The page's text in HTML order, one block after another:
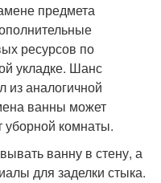
предмета
ресурсов по
укладке. Шанс
из аналогичной
ванны может
комнаты.
ванну в стену, а
для заделки стыка.